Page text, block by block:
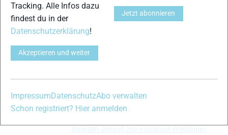
🙁 Verpflegung generell ist ein wichtiges
Thema bei dieser Distanz.
https://www.xc-
ersten-anlauf-zur-vasalauf-medaille/
Bericht zum zweiten Lauf:
https://www.xc-
zweiten-anlauf-zur-vasalauf-medaille/
Tracking. Alle Infos dazu
findest du in der
Datenschutzerklärung!
Akzeptieren und weiter
Jetzt abonnieren
Impressum DatenschutzAbo verwalten
Schon registriert? Hier anmelden